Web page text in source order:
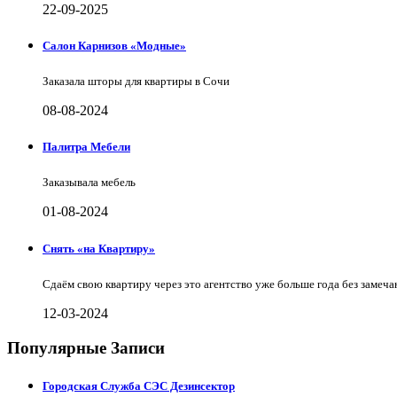
22-09-2025
Салон Карнизов «Модные»
Заказала шторы для квартиры в Сочи
08-08-2024
Палитра Мебели
Заказывала мебель
01-08-2024
Снять «на Квартиру»
Сдаём свою квартиру через это агентство уже больше года без
12-03-2024
Популярные Записи
Городская Служба СЭС Дезинсектор